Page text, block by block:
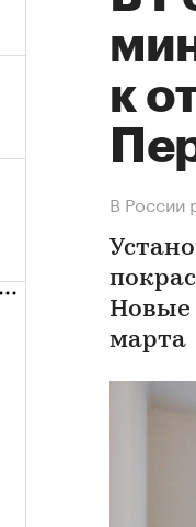
к
В России
Новые
марта